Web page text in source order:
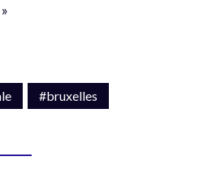
#bruxelles